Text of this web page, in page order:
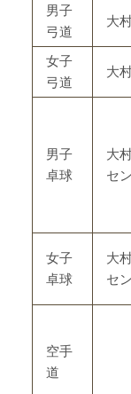
男子
弓道
大
女子
弓道
大
男子
卓球
大
セ
女子
卓球
大
セ
空手
道